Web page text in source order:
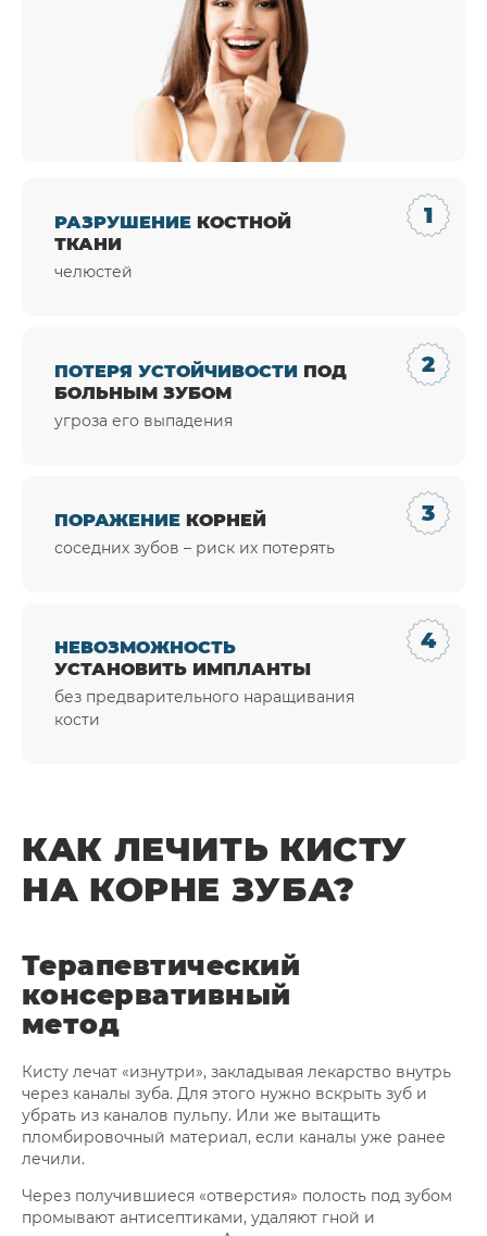
РАЗРУШЕНИЕ КОСТНОЙ
ТКАНИ
челюстей
ПОТЕРЯ УСТОЙЧИВОСТИ ПОД
БОЛЬНЫМ ЗУБОМ
угроза его выпадения
ПОРАЖЕНИЕ КОРНЕЙ
соседних зубов – риск их потерять
НЕВОЗМОЖНОСТЬ
УСТАНОВИТЬ ИМПЛАНТЫ
без предварительного наращивания
кости
КАК ЛЕЧИТЬ КИСТУ
НА КОРНЕ ЗУБА?
Терапевтический
консервативный
метод
Кисту лечат «изнутри», закладывая лекарство внутрь
через каналы зуба. Для этого нужно вскрыть зуб и
убрать из каналов пульпу. Или же вытащить
пломбировочный материал, если каналы уже ранее
лечили.
Через получившиеся «отверстия» полость под зубом
промывают антисептиками, удаляют гной и